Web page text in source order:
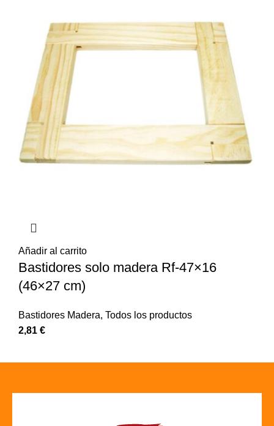
Añadir al carrito
Bastidores solo madera Rf-47×16
(46×27 cm)
Bastidores Madera, Todos los productos
2,81 €